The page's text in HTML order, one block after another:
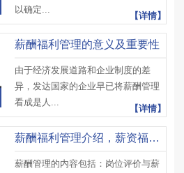
以确定...
【详情】
薪酬福利管理的意义及重要性
由于经济发展道路和企业制度的差
异，发达国家的企业早已将薪酬管理
看成是人...
【详情】
薪酬福利管理介绍，薪资福利管理计算方法以及原则
薪酬管理的内容包括：岗位评价与薪